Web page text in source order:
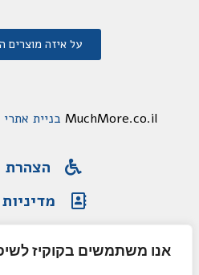
אנו משתמשים בקוקיז
על איזה מוצרים
MuchMore.co.il בניית אתרי
הצהרת